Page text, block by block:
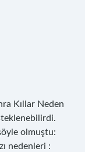
Kıllar Neden
olmuştu:
nedenleri :